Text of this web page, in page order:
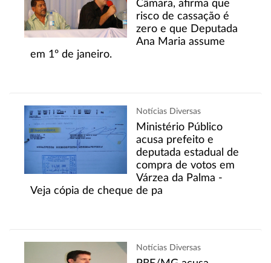
Câmara, afirma que
risco de cassação é
zero e que Deputada
Ana Maria assume
em 1º de janeiro.
Notícias Diversas
Ministério Público
acusa prefeito e
deputada estadual de
compra de votos em
Várzea da Palma -
Veja cópia de cheque de pa
Notícias Diversas